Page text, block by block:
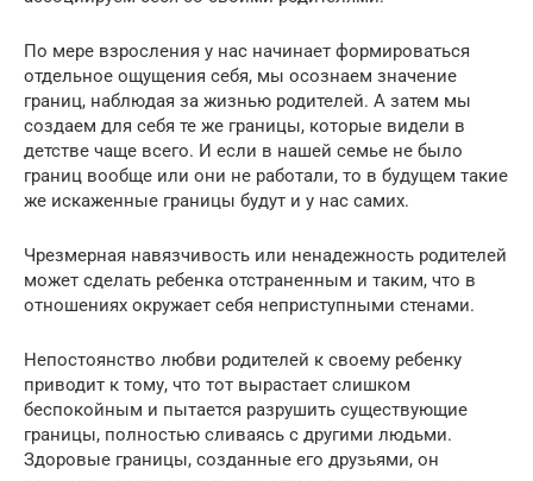
По мере взросления у нас начинает формироваться
отдельное ощущения себя, мы осознаем значение
границ, наблюдая за жизнью родителей. А затем мы
создаем для себя те же границы, которые видели в
детстве чаще всего. И если в нашей семье не было
границ вообще или они не работали, то в будущем такие
же искаженные границы будут и у нас самих.
Чрезмерная навязчивость или ненадежность родителей
может сделать ребенка отстраненным и таким, что в
отношениях окружает себя неприступными стенами.
Непостоянство любви родителей к своему ребенку
приводит к тому, что тот вырастает слишком
беспокойным и пытается разрушить существующие
границы, полностью сливаясь с другими людьми.
Здоровые границы, созданные его друзьями, он